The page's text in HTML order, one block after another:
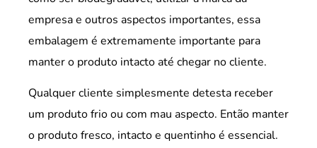
empresa e outros aspectos importantes, essa
embalagem é extremamente importante para
manter o produto intacto até chegar no cliente.
Qualquer cliente simplesmente detesta receber
um produto frio ou com mau aspecto. Então manter
o produto fresco, intacto e quentinho é essencial.